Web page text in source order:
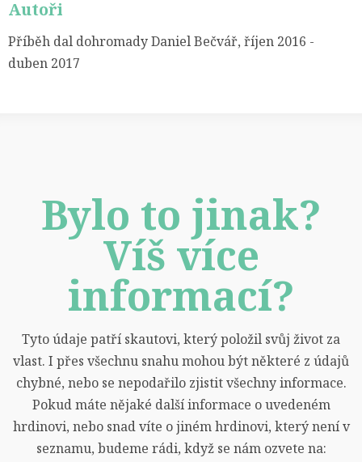
Autoři
Příběh dal dohromady Daniel Bečvář, říjen 2016 -
duben 2017
Bylo to jinak?
Víš více
informací?
Tyto údaje patří skautovi, který položil svůj život za
vlast. I přes všechnu snahu mohou být některé z údajů
chybné, nebo se nepodařilo zjistit všechny informace.
Pokud máte nějaké další informace o uvedeném
hrdinovi, nebo snad víte o jiném hrdinovi, který není v
seznamu, budeme rádi, když se nám ozvete na: